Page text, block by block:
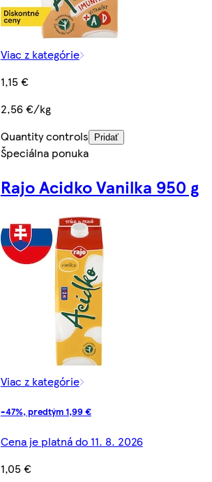
Viac z kategórie
1,15 €
2,56 €/kg
Quantity controls
Pridať
Špeciálna ponuka
Rajo Acidko Vanilka 950 g
Viac z kategórie
-47%, predtým 1,99 €
Cena je platná do 11. 8. 2026
1,05 €